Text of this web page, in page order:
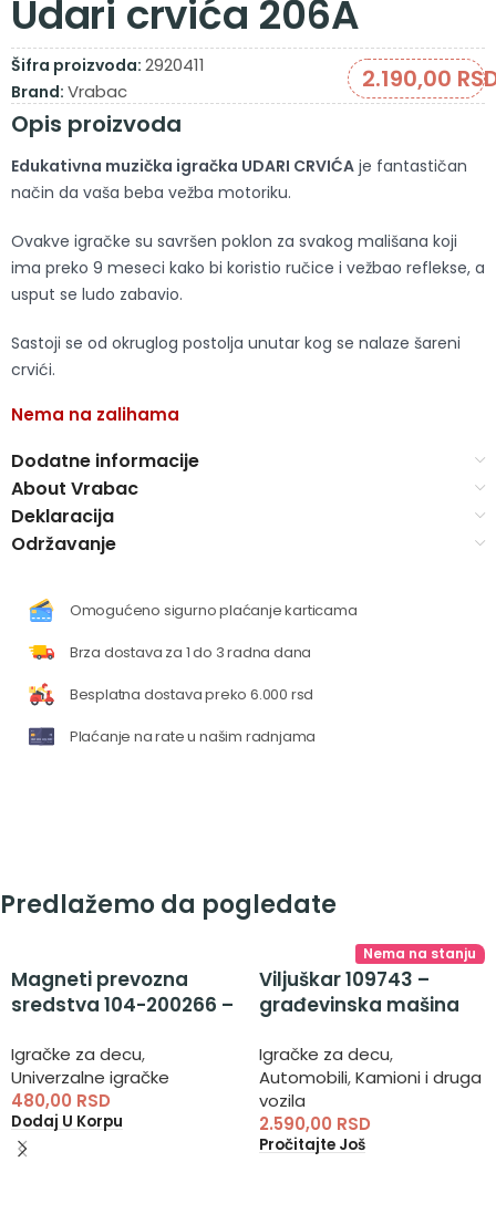
Udari crvića 206A
Šifra proizvoda: 2920411
Brand: Vrabac 2.190,00
Opis proizvoda
Edukativna muzička igračka UDARI CRVIĆA je fantastičan
način da vaša beba vežba motoriku.
Ovakve igračke su savršen poklon za svakog mališana koji
ima preko 9 meseci kako bi koristio ručice i vežbao reflekse, a
usput se ludo zabavio.
Sastoji se od okruglog postolja unutar kog se nalaze šareni
crvići.
Nema na zalihama
Dodatne informacije
About Vrabac
Deklaracija
Održavanje
Omogućeno sigurno plaćanje karticama
Brza dostava za 1 do 3 radna dana
Besplatna dostava preko 6.000 rsd
Plaćanje na rate u našim radnjama
Predlažemo da pogledate
Magneti prevozna
sredstva 104-200266 –
Igračke za decu,
Univerzalne igračke
480,00 RSD
Dodaj U Korpu
Nema na stanju
Viljuškar 109743 –
građevinska mašina
Igračke za decu,
Automobili,Kamioni i druga
vozila
2.590,00 RSD
Pročitajte Još